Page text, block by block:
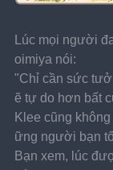
Lúc mọi người
oimiya nói:
"Chỉ cần sức
ẽ tự do hơn bất
Klee cũng không
ững người bạn
Bạn xem, lúc